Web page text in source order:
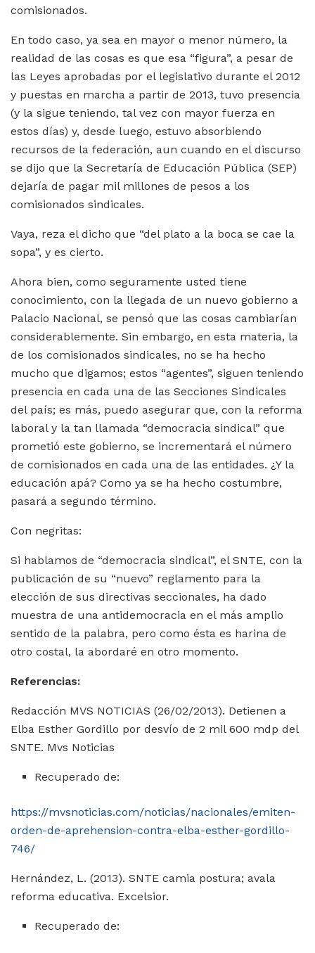
comisionados.
En todo caso, ya sea en mayor o menor número, la
realidad de las cosas es que esa “figura”, a pesar de
las Leyes aprobadas por el legislativo durante el 2012
y puestas en marcha a partir de 2013, tuvo presencia
(y la sigue teniendo, tal vez con mayor fuerza en
estos días) y, desde luego, estuvo absorbiendo
recursos de la federación, aun cuando en el discurso
se dijo que la Secretaría de Educación Pública (SEP)
dejaría de pagar mil millones de pesos a los
comisionados sindicales.
Vaya, reza el dicho que “del plato a la boca se cae la
sopa”, y es cierto.
Ahora bien, como seguramente usted tiene
conocimiento, con la llegada de un nuevo gobierno a
Palacio Nacional, se pensó que las cosas cambiarían
considerablemente. Sin embargo, en esta materia, la
de los comisionados sindicales, no se ha hecho
mucho que digamos; estos “agentes”, siguen teniendo
presencia en cada una de las Secciones Sindicales
del país; es más, puedo asegurar que, con la reforma
laboral y la tan llamada “democracia sindical” que
prometió este gobierno, se incrementará el número
de comisionados en cada una de las entidades. ¿Y la
educación apá? Como ya se ha hecho costumbre,
pasará a segundo término.
Con negritas:
Si hablamos de “democracia sindical”, el SNTE, con la
publicación de su “nuevo” reglamento para la
elección de sus directivas seccionales, ha dado
muestra de una antidemocracia en el más amplio
sentido de la palabra, pero como ésta es harina de
otro costal, la abordaré en otro momento.
Referencias:
Redacción MVS NOTICIAS (26/02/2013). Detienen a
Elba Esther Gordillo por desvío de 2 mil 600 mdp del
SNTE. Mvs Noticias
Recuperado de:
https://mvsnoticias.com/noticias/nacionales/emiten-
orden-de-aprehension-contra-elba-esther-gordillo-
746/
Hernández, L. (2013). SNTE camia postura; avala
reforma educativa. Excelsior.
Recuperado de: